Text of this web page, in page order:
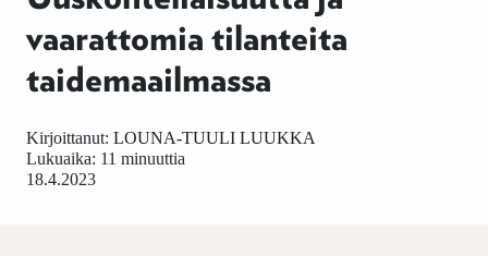
vaarattomia tilanteita
taidemaailmassa
18.4.2023
Kirjoittanut: LOUNA-TUULI LUUKKA
Lukuaika: 11 minuuttia